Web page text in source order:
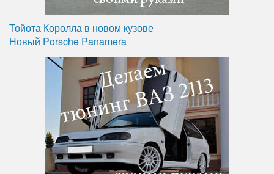
Тойота Королла в новом кузове
Новый Porsche Panamera